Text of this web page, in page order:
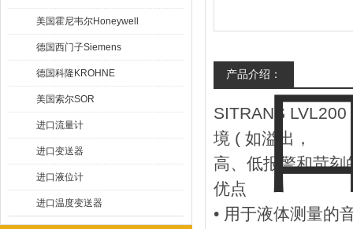
美国霍尼韦尔Honeywell
德国西门子Siemens
德国科隆KROHNE
美国索尔SOR
进口流量计
进口变送器
进口液位计
进口温度变送器
产品介绍：
SITRANS
境 ( 如溢出，
高、低报警和苛
优点
• 用于液体测量的